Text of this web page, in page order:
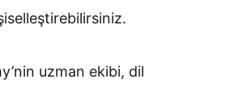
uzman ekibi, dil